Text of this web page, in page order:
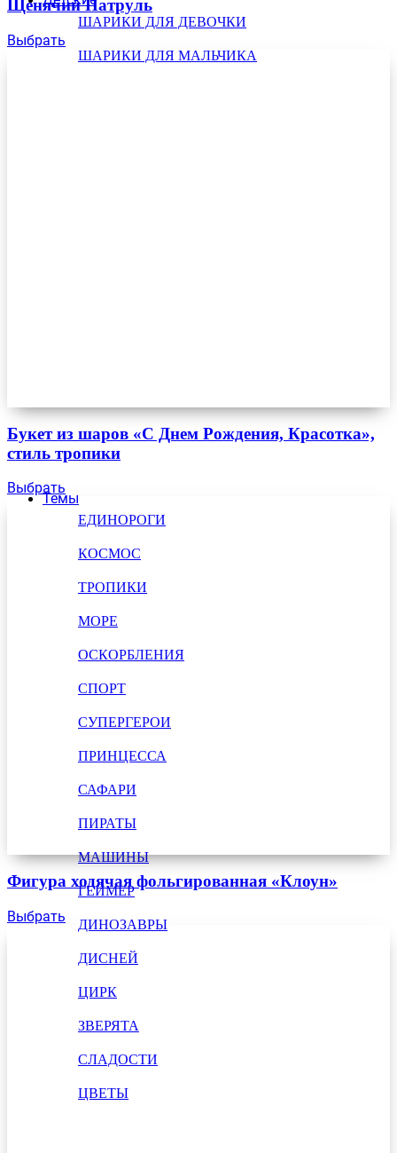
ШАРИКИ ДЛЯ ДЕВОЧКИ
ШАРИКИ ДЛЯ МАЛЬЧИКА
Темы
ЕДИНОРОГИ
КОСМОС
ТРОПИКИ
МОРЕ
ОСКОРБЛЕНИЯ
СПОРТ
СУПЕРГЕРОИ
ПРИНЦЕССА
САФАРИ
ПИРАТЫ
МАШИНЫ
ГЕЙМЕР
ДИНОЗАВРЫ
ДИСНЕЙ
ЦИРК
ЗВЕРЯТА
СЛАДОСТИ
ЦВЕТЫ
Щенячий Патруль
Выбрать
Букет из шаров «С Днем Рождения, Красотка»,
стиль тропики
Выбрать
Фигура ходячая фольгированная «Клоун»
Выбрать